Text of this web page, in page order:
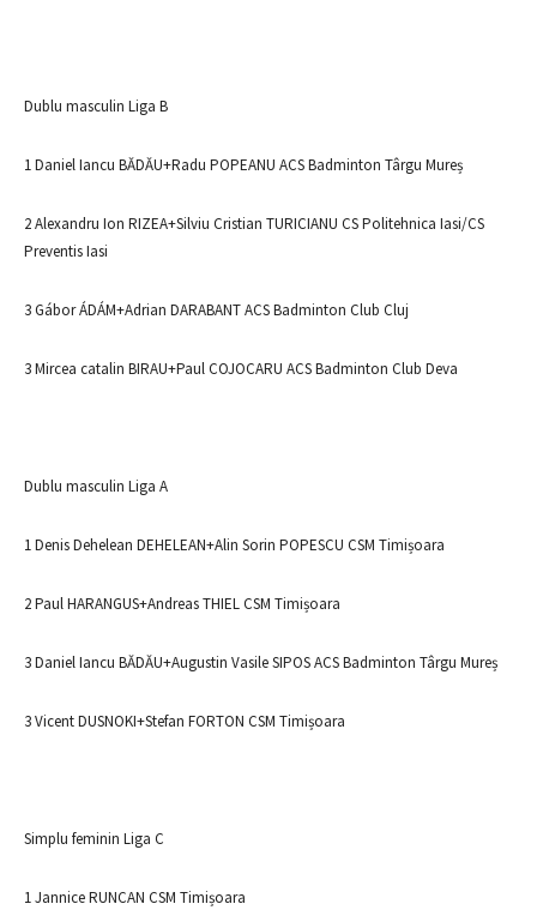
Dublu masculin Liga B
1 Daniel Iancu BĂDĂU+Radu POPEANU ACS Badminton Târgu Mureș
2 Alexandru Ion RIZEA+Silviu Cristian TURICIANU CS Politehnica Iasi/CS
Preventis Iasi
3 Gábor ÁDÁM+Adrian DARABANT ACS Badminton Club Cluj
3 Mircea catalin BIRAU+Paul COJOCARU ACS Badminton Club Deva
Dublu masculin Liga A
1 Denis Dehelean DEHELEAN+Alin Sorin POPESCU CSM Timișoara
2 Paul HARANGUS+Andreas THIEL CSM Timișoara
3 Daniel Iancu BĂDĂU+Augustin Vasile SIPOS ACS Badminton Târgu Mureș
3 Vicent DUSNOKI+Stefan FORTON CSM Timișoara
Simplu feminin Liga C
1 Jannice RUNCAN CSM Timișoara